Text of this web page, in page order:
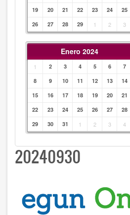
19
20 21 22 23 24
25
26
27 28 29 1 2 3
Enero 2024
1 2 3 4 5 6
7
8
9 10 11 12 13
14
15
16 17 18 19 20
21
22
23 24 25 26 27
28
29
30 31 1 2 3 4
20240930